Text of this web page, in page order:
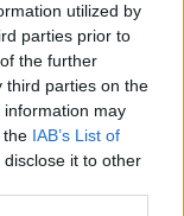
utilized by
parties prior to
the further
third parties on the
information may
the IAB’s List of
it to other
- Kőszegi Ákos